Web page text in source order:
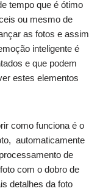
tempo que é ótimo
ou mesmo de
as fotos e assim
inteligente é
e que podem
estes elementos
como funciona é o
automaticamente
de
com o dobro de
detalhes da foto